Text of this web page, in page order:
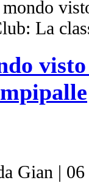
La
Gian |